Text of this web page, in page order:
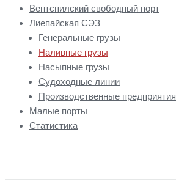
Вентспилский свободный порт
Лиепайская СЭЗ
Генеральные грузы
Наливные грузы
Насыпные грузы
Судоходные линии
Производственные предприятия
Малые порты
Статистика